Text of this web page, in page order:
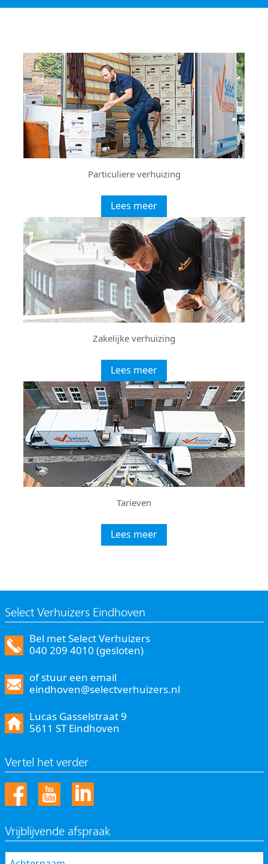
Particuliere verhuizing
Lees meer
Zakelijke verhuizing
Lees meer
Tarieven
Lees meer
Select Verhuizers Eindhoven
Bel met Select Verhuizers
040 209 4010 (gesloten)
of stuur een email
eindhoven@selectverhuizers.nl
Lucas Gasselstraat 9
5611 ST Eindhoven
Vertel het verder
Vrijblijvende afspraak